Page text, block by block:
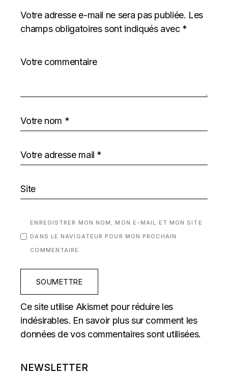
Votre adresse e-mail ne sera pas publiée. Les
champs obligatoires sont indiqués avec *
ENREGISTRER MON NOM, MON E-MAIL ET MON SITE
DANS LE NAVIGATEUR POUR MON PROCHAIN
COMMENTAIRE.
SOUMETTRE
Ce site utilise Akismet pour réduire les
indésirables. En savoir plus sur comment les
données de vos commentaires sont utilisées.
NEWSLETTER